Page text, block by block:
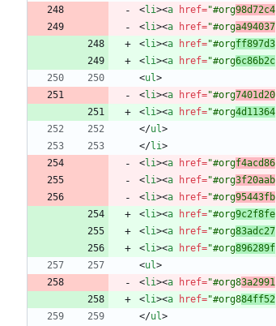
<li><a href="#org98d72c4
<li><a href="#orga494037
<li><a href="#orgff897d3
<li><a href="#org6c86b2c
<ul>
<li><a href="#org7401d20
<li><a href="#org4d11364
</ul>
</li>
<li><a href="#orgf4acd86
<li><a href="#org3f20aab
<li><a href="#org95443fb
<li><a href="#org9c2f8fe
<li><a href="#org83adc27
<li><a href="#org896289f
<ul>
<li><a href="#org83a2991
<li><a href="#org884ff52
</ul>